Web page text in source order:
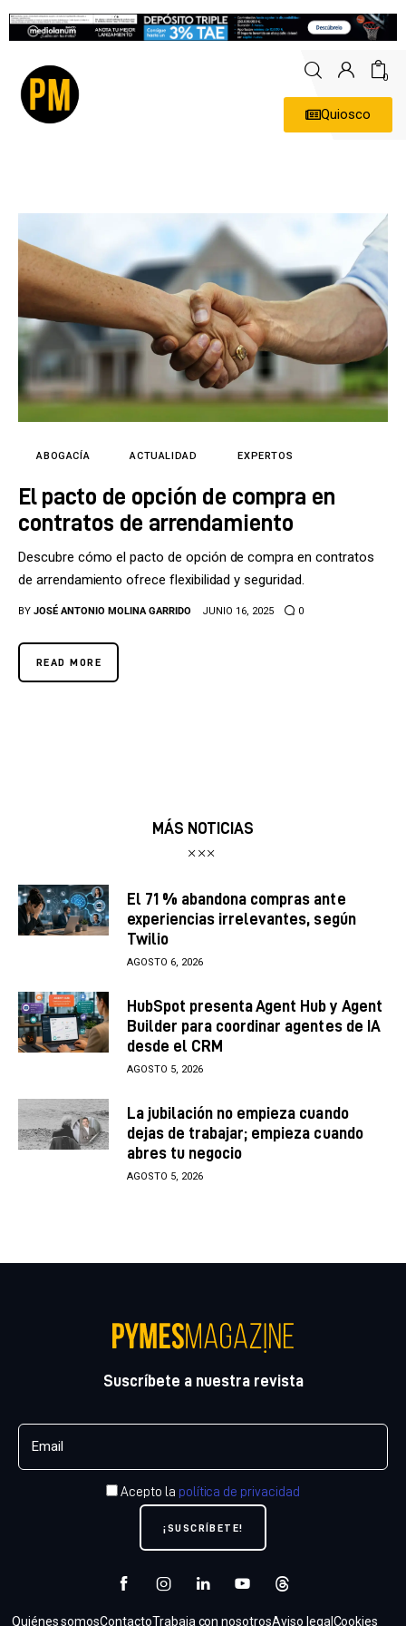
0
Quiosco
Empresas
Entrevistas
Expertos
Tecnología
Cultura
LifeStyle
ABOGACÍA ACTUALIDAD EXPERTOS
El pacto de opción de compra en
contratos de arrendamiento
Descubre cómo el pacto de opción de compra en contratos
de arrendamiento ofrece flexibilidad y seguridad.
BY JOSÉ ANTONIO MOLINA GARRIDO JUNIO 16, 2025 0
READ MORE
MÁS NOTICIAS
El 71 % abandona compras ante
experiencias irrelevantes, según
Twilio
AGOSTO 6, 2026
HubSpot presenta Agent Hub y Agent
Builder para coordinar agentes de IA
desde el CRM
AGOSTO 5, 2026
La jubilación no empieza cuando
dejas de trabajar; empieza cuando
abres tu negocio
AGOSTO 5, 2026
Suscríbete a nuestra revista
Acepto la política de privacidad
Quiénes somosContactoTrabaja con nosotrosAviso legal Cookies